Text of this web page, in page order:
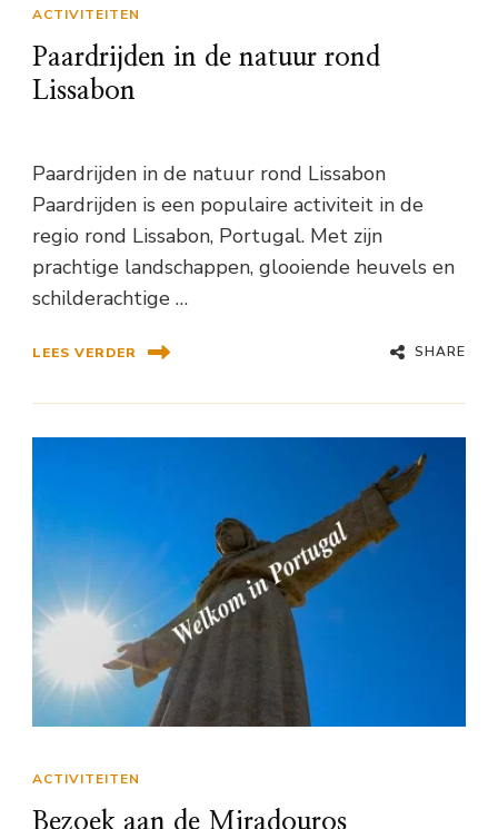
ACTIVITEITEN
Paardrijden in de natuur rond
Lissabon
Paardrijden in de natuur rond Lissabon
Paardrijden is een populaire activiteit in de
regio rond Lissabon, Portugal. Met zijn
prachtige landschappen, glooiende heuvels en
schilderachtige …
LEES VERDER SHARE
ACTIVITEITEN
Bezoek aan de Miradouros